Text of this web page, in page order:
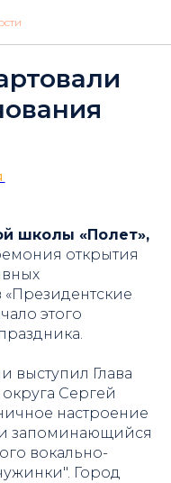
школы «Полет»,
открытия
этого
выступил Глава
Сергей
настроение
запоминающийся
вокально-
Город